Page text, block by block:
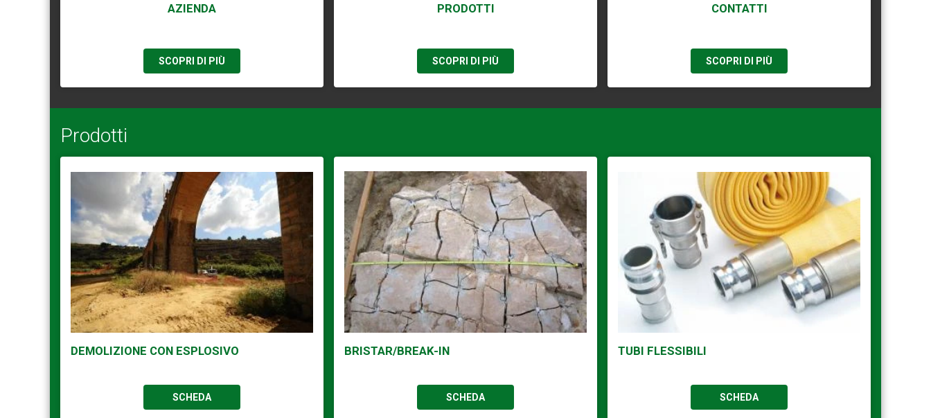
AZIENDA
SCOPRI DI PIÙ
PRODOTTI
SCOPRI DI PIÙ
CONTATTI
SCOPRI DI PIÙ
Prodotti
DEMOLIZIONE CON ESPLOSIVO
SCHEDA
BRISTAR/BREAK-IN
SCHEDA
TUBI FLESSIBILI
SCHEDA